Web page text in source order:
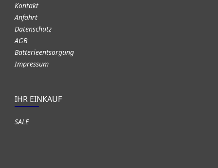
Kontakt
Anfahrt
Datenschutz
AGB
Batterieentsorgung
Impressum
IHR EINKAUF
SALE